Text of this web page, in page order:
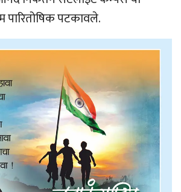
पारितोषिक पटकावले.